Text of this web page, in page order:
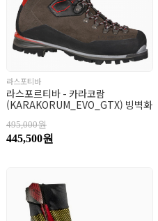
라스포티바
라스포르티바 - 카라코람
(KARAKORUM_EVO_GTX) 빙벽화
495,000원
445,500원